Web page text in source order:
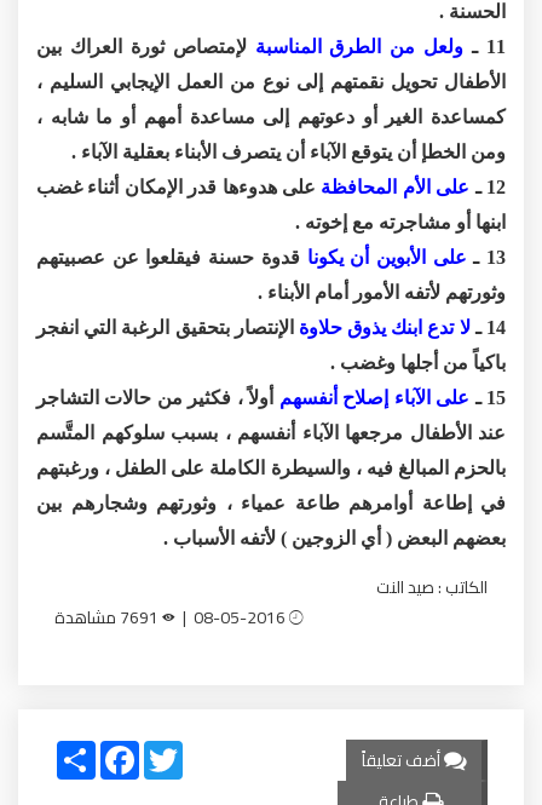
الحسنة .
11 ـ
ولعل من الطرق المناسبة لإمتصاص ثورة العراك بين
الأطفال تحويل نقمتهم إلى نوع من العمل الإيجابي السليم ،
كمساعدة الغير أو دعوتهم إلى مساعدة أمهم أو ما شابه ،
ومن الخطإ أن يتوقع الآباء أن يتصرف الأبناء بعقلية الآباء .
12 ـ
على الأم المحافظة على هدوءها قدر الإمكان أثناء غضب
ابنها أو مشاجرته مع إخوته .
13 ـ
على الأبوين أن يكونا قدوة حسنة فيقلعوا عن عصبيتهم
وثورتهم لأتفه الأمور أمام الأبناء .
14 ـ لا تدع ابنك يذوق حلاوة الإنتصار بتحقيق الرغبة التي انفجر
باكياً من أجلها وغضب .
15 ـ
على الآباء إصلاح أنفسهم أولاً ، فكثير من حالات التشاجر
عند الأطفال مرجعها الآباء أنفسهم ، بسبب سلوكهم المتَّسم
بالحزم المبالغ فيه ، والسيطرة الكاملة على الطفل ، ورغبتهم
في إطاعة أوامرهم طاعة عمياء ، وثورتهم وشجارهم بين
بعضهم البعض ( أي الزوجين ) لأتفه الأسباب .
الكاتب : صيد النت
أضف تعليقاً
Share
FacebookTwitter